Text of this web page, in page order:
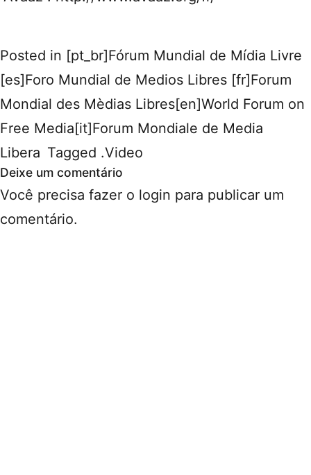
Posted in [pt_br]Fórum Mundial de Mídia Livre
[es]Foro Mundial de Medios Libres [fr]Forum
Mondial des Mèdias Libres[en]World Forum on
Free Media[it]Forum Mondiale de Media
Libera Tagged .Video
Deixe um comentário
Você precisa fazer o login para publicar um
comentário.